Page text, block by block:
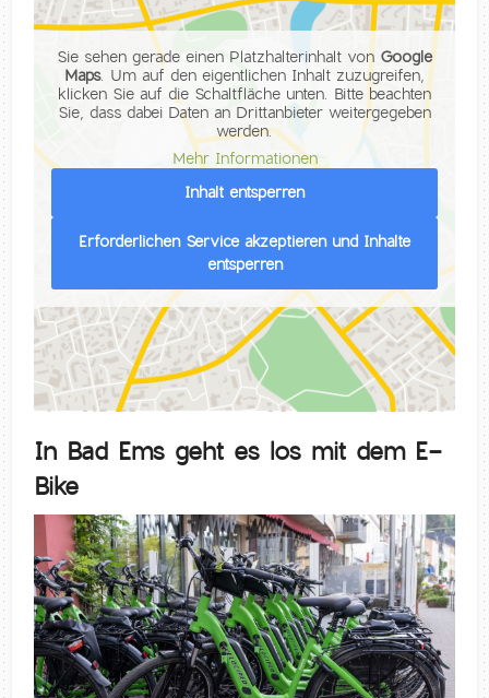
Sie sehen gerade einen Platzhalterinhalt von Google
Maps. Um auf den eigentlichen Inhalt zuzugreifen,
klicken Sie auf die Schaltfläche unten. Bitte beachten
Sie, dass dabei Daten an Drittanbieter weitergegeben
werden.
Mehr Informationen
Inhalt entsperren
Erforderlichen Service akzeptieren und Inhalte
entsperren
In Bad Ems geht es los mit dem E-
Bike